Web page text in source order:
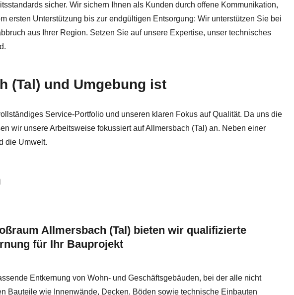
sicher. Wir sichern Ihnen als Kunden durch offene Kommunikation,
ersten Unterstützung bis zur endgültigen Entsorgung: Wir unterstützen Sie bei
aus Ihrer Region. Setzen Sie auf unsere Expertise, unser technisches
(Tal) und Umgebung ist
Service-Portfolio und unseren klaren Fokus auf Qualität. Da uns die
wir unsere Arbeitsweise fokussiert auf Allmersbach (Tal) an. Neben einer
die Umwelt.
Allmersbach (Tal) bieten wir qualifizierte
für Ihr Bauprojekt
Entkernung von Wohn- und Geschäftsgebäuden, bei der alle nicht
Bauteile wie Innenwände, Decken, Böden sowie technische Einbauten